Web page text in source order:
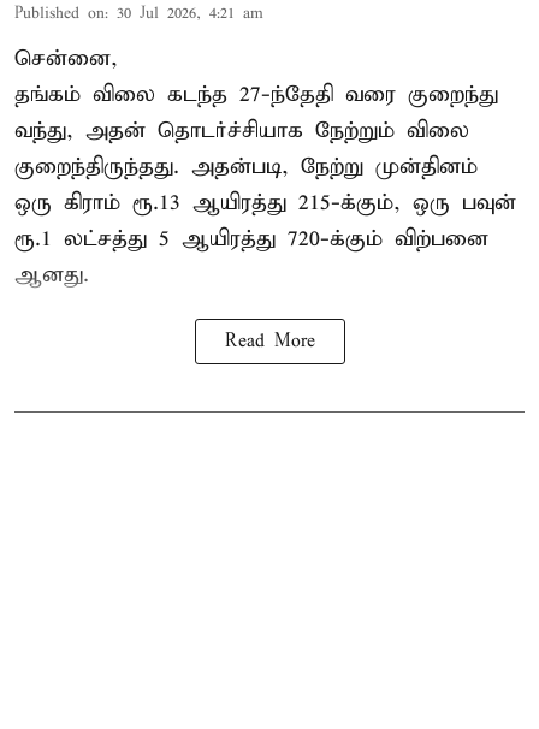
Published on: 30 Jul 2026, 4:21 am
சென்னை,
தங்கம் விலை கடந்த 27-ந்தேதி வரை குறைந்து
வந்து, அதன் தொடர்ச்சியாக நேற்றும் விலை
குறைந்திருந்தது. அதன்படி, நேற்று முன்தினம்
ஒரு கிராம் ரூ.13 ஆயிரத்து 215-க்கும், ஒரு பவுன்
ரூ.1 லட்சத்து 5 ஆயிரத்து 720-க்கும் விற்பனை
ஆனது.
Read More